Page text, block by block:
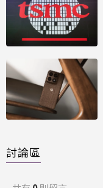
討論區